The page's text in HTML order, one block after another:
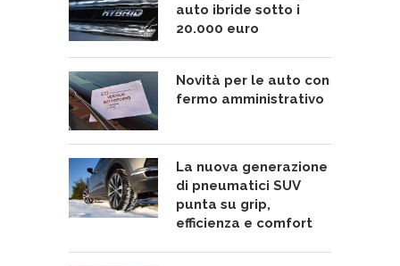
auto ibride sotto i
20.000 euro
Novità per le auto con
fermo amministrativo
La nuova generazione
di pneumatici SUV
punta su grip,
efficienza e comfort